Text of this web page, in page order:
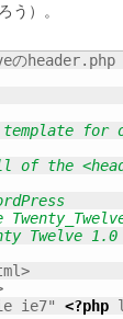
う）。
のheader.php
template for
of the
Twelve 1.0
ie7" <?php